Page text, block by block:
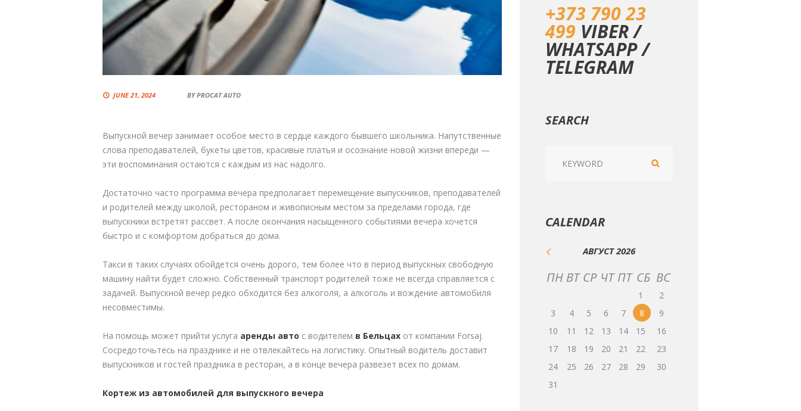
JUNE 21, 2024 BYPROCAT AUTO
Выпускной вечер занимает особое место в сердце каждого бывшего школьника. Напутственные
слова преподавателей, букеты цветов, красивые платья и осознание новой жизни впереди —
эти воспоминания остаются с каждым из нас надолго.
Достаточно часто программа вечера предполагает перемещение выпускников, преподавателей
и родителей между школой, рестораном и живописным местом за пределами города, где
выпускники встретят рассвет. А после окончания насыщенного событиями вечера хочется
быстро и с комфортом добраться до дома.
Такси в таких случаях обойдется очень дорого, тем более что в период выпускных свободную
машину найти будет сложно. Собственный транспорт родителей тоже не всегда справляется с
задачей. Выпускной вечер редко обходится без алкоголя, а алкоголь и вождение автомобиля
несовместимы.
На помощь может прийти услуга аренды авто с водителем в Бельцах от компании Forsaj.
Сосредоточьтесь на празднике и не отвлекайтесь на логистику. Опытный водитель доставит
выпускников и гостей праздника в ресторан, а в конце вечера развезет всех по домам.
Кортеж из автомобилей для выпускного вечера
+373 790 23
499 VIBER /
WHATSAPP /
TELEGRAM
SEARCH
CALENDAR
АВГУСТ2026
ПН ВТ СР ЧТ ПТ СБ ВС
1
2
3
4 5 6 7 8
9
10
11 12 13 14 15
16
17
18 19 20 21 22
23
24
25 26 27 28 29
30
31